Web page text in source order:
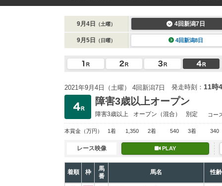
9月4日 （土曜） 4回新潟7日
9月5日 （日曜） 4回新潟8日
2021年9月4日（土曜） 4回新潟7日 発走時刻： 11時
障害3歳以上オープン
障害3歳以上 オープン （混合） 別定 コー
本賞金 （万円） 1着 1,350 2着 540 3着 340
レース映像 PLAY
着順 枠
馬
番
馬名 性齢